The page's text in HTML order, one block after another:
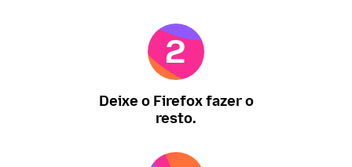
Deixe o Firefox fazer o
resto.